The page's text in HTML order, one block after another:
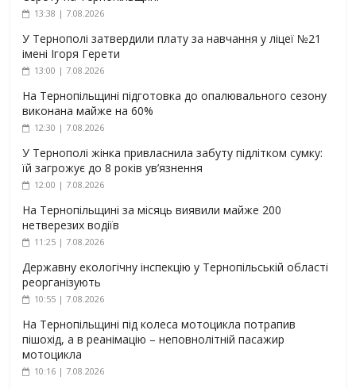
13:38 | 7.08.2026
У Тернополі затвердили плату за навчання у ліцеї №21
імені Ігоря Герети
13:00 | 7.08.2026
На Тернопільщині підготовка до опалювального сезону
виконана майже на 60%
12:30 | 7.08.2026
У Тернополі жінка привласнила забуту підлітком сумку:
їй загрожує до 8 років ув’язнення
12:00 | 7.08.2026
На Тернопільщині за місяць виявили майже 200
нетверезих водіїв
11:25 | 7.08.2026
Державну екологічну інспекцію у Тернопільській області
реорганізують
10:55 | 7.08.2026
На Тернопільщині під колеса мотоцикла потрапив
пішохід, а в реанімацію – неповнолітній пасажир
мотоцикла
10:16 | 7.08.2026